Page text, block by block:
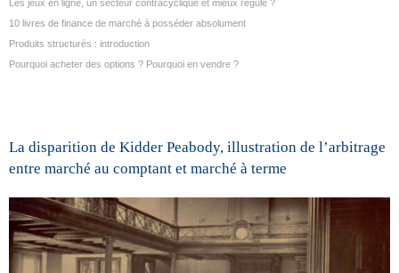
Les jeux en ligne, un secteur contracyclique et mieux régulé ?
10 livres de finance de marché à posséder absolument
Produits structurés : introduction
Pourquoi acheter des options ? Pourquoi en vendre ?
La disparition de Kidder Peabody, illustration de l’arbitrage
entre marché au comptant et marché à terme